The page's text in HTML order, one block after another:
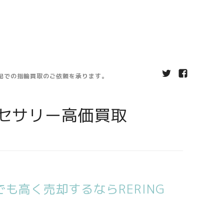
の指輪買取のご依頼を承ります。
サリー高価買取
高く売却するならRERING